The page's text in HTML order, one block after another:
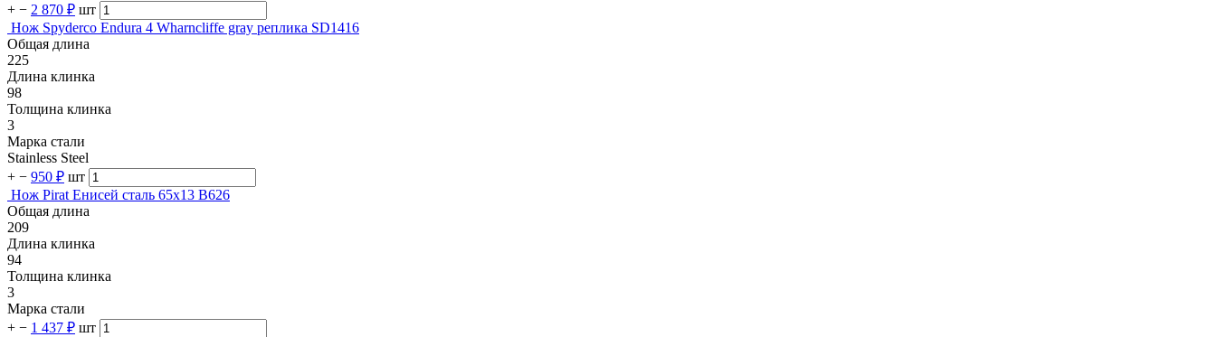
+ − 2 870 ₽ шт
Нож Spyderco Endura 4 Wharncliffe gray реплика SD1416
Общая длина
225
Длина клинка
98
Толщина клинка
3
Марка стали
Stainless Steel
+ − 950 ₽ шт
Нож Pirat Енисей сталь 65х13 B626
Общая длина
209
Длина клинка
94
Толщина клинка
3
Марка стали
+ − 1 437 ₽ шт